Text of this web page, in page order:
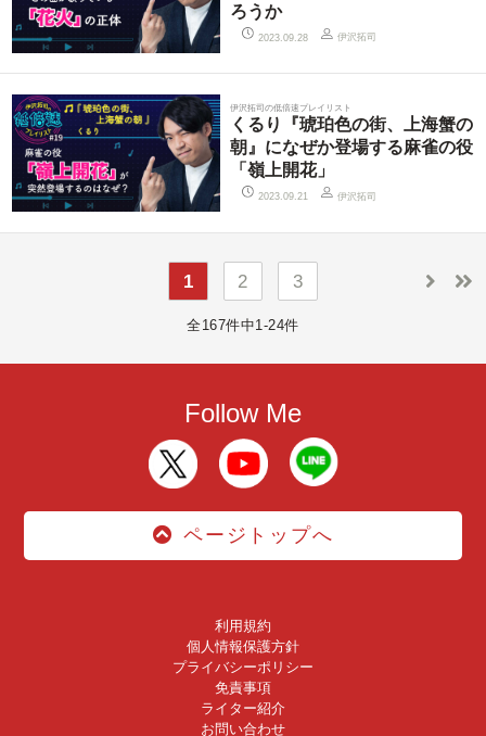
ろうか
2023.09.28 伊沢拓司
伊沢拓司の低倍速プレイリスト
くるり『琥珀色の街、上海蟹の
朝』になぜか登場する麻雀の役
「嶺上開花」
2023.09.21 伊沢拓司
1 2 3
全167件中1-24件
Follow Me
ページトップへ
利用規約
個人情報保護方針
プライバシーポリシー
免責事項
ライター紹介
お問い合わせ